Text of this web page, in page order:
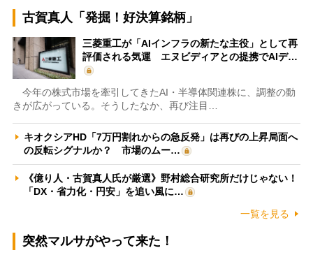
古賀真人「発掘！好決算銘柄」
三菱重工が「AIインフラの新たな主役」として再
評価される気運 エヌビディアとの提携でAIデ…
今年の株式市場を牽引してきたAI・半導体関連株に、調整の動
きが広がっている。そうしたなか、再び注目…
キオクシアHD「7万円割れからの急反発」は再びの上昇局面へ
の反転シグナルか？ 市場のムー…
《億り人・古賀真人氏が厳選》野村総合研究所だけじゃない！
「DX・省力化・円安」を追い風に…
一覧を見る
突然マルサがやって来た！